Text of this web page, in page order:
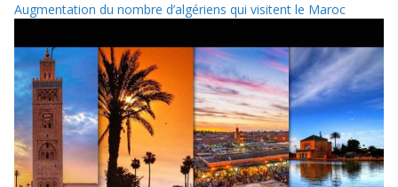
Augmentation du nombre d’algériens qui visitent le Maroc